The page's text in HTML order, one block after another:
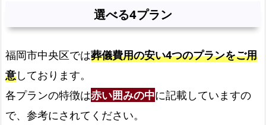
プ
ラ
ン
べ
る
お
選べる4プラン
福岡市中央区では葬儀費用の安い4つのプランをご用
意しております。
各プランの特徴は赤い囲みの中に記載していますの
で、参考にされてください。